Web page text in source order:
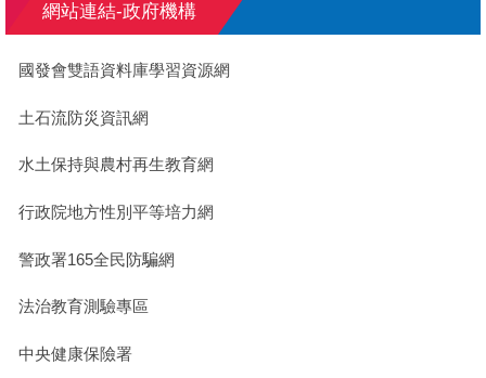
學習扶助
政府機構
新北市府
公職人員利益衝突迴避身分揭露專區
網站連結-政府機構
國發會雙語資料庫學習資源網
土石流防災資訊網
水土保持與農村再生教育網
行政院地方性別平等培力網
警政署165全民防騙網
法治教育測驗專區
中央健康保險署